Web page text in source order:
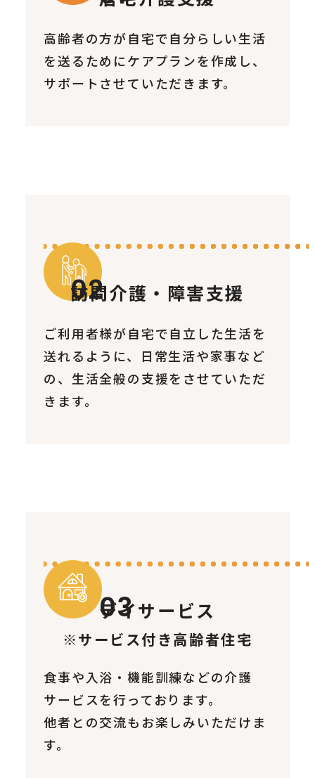
高齢者の方が自宅で自分らしい生活
を送るためにケアプランを作成し、
サポートさせていただきます。
訪問介護・障害支援
ご利用者様が自宅で自立した生活を
送れるように、日常生活や家事など
の、生活全般の支援をさせていただ
きます。
デイサービス
※サービス付き高齢者住宅
食事や入浴・機能訓練などの介護
サービスを行っております。
他者との交流もお楽しみいただけま
す。